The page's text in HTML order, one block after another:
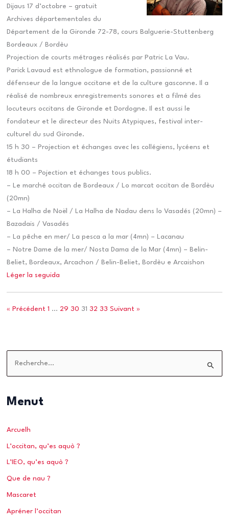
Dijaus 17 d’octobre – gratuit
Archives départementales du
Département de la Gironde 72-78, cours Balguerie-Stuttenberg
Bordeaux / Bordèu
Projection de courts métrages réalisés par Patric La Vau.
Parick Lavaud est ethnologue de formation, passionné et
défenseur de la langue occitane et de la culture gasconne. Il a
réalisé de nombreux enregistrements sonores et a filmé des
locuteurs occitans de Gironde et Dordogne. Il est aussi le
fondateur et le directeur des Nuits Atypiques, festival inter-
culturel du sud Gironde.
15 h 30 – Projection et échanges avec les collégiens, lycéens et
étudiants
18 h 00 – Pojection et échanges tous publics.
– Le marché occitan de Bordeaux / Lo marcat occitan de Bordèu
(20mn)
– La Halha de Noël / La Halha de Nadau dens lo Vasadés (20mn) –
Bazadais / Vasadés
– La pêche en mer/ La pesca a la mar (4mn) – Lacanau
– Notre Dame de la mer/ Nosta Dama de la Mar (4mn) – Belin-
Beliet, Bordeaux, Arcachon / Belin-Beliet, Bordèu e Arcaishon
Léger la seguida
« Précédent 1 … 29 30 31 32 33 Suivant »
h
r
c
h
e
r
Menut
Arcuelh
L’occitan, qu’es aquò ?
L’IEO, qu’es aquò ?
Que de nau ?
Mascaret
Apréner l’occitan